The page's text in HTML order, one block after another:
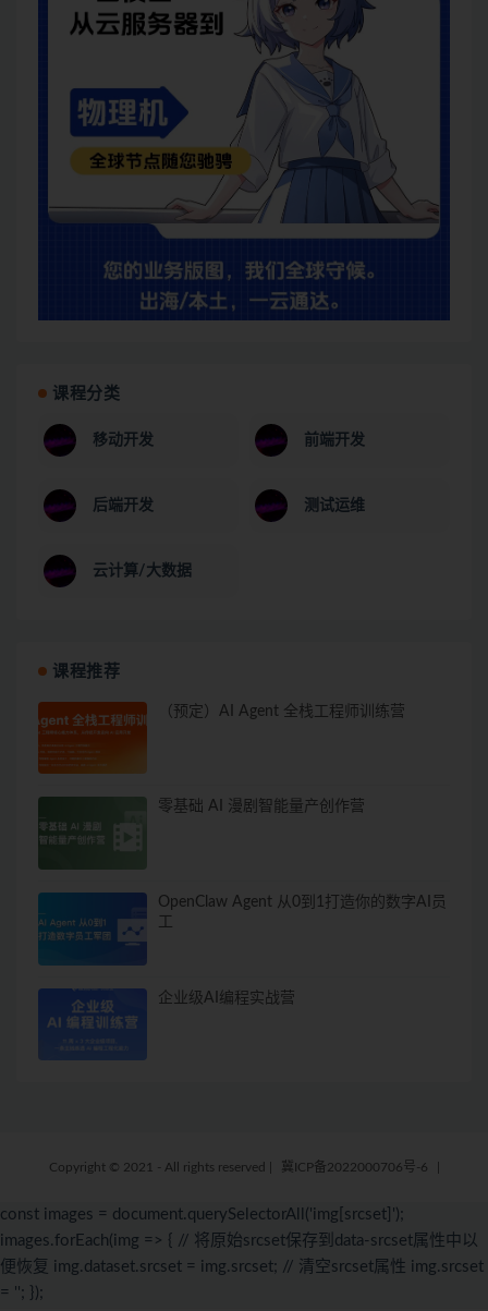
课程分类
移动开发 前端开发
后端开发 测试运维
云计算/大数据
课程推荐
（预定）AI Agent 全栈工程师训练营
零基础 AI 漫剧智能量产创作营
OpenClaw Agent 从0到1打造你的数字AI员
企业级AI编程实战营
Copyright © 2021 - All rights reserved 冀ICP备2022000706号-6
const images = document.querySelectorAll('img[srcset]');
images.forEach(img => { // 将原始srcset保存到data-srcset属性中以
便恢复 img.dataset.srcset = img.srcset; // 清空srcset属性 img.srcset
= ''; });